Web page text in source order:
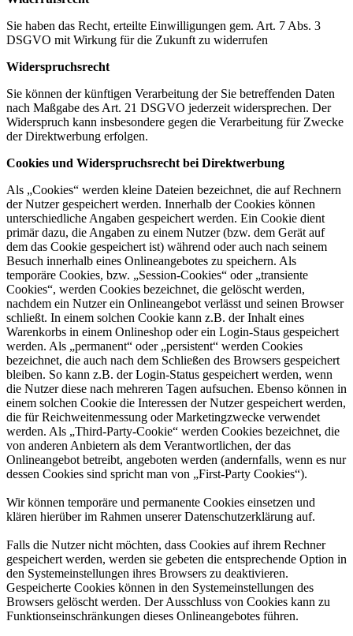
Sie haben das Recht, erteilte Einwilligungen gem. Art. 7 Abs. 3
DSGVO mit Wirkung für die Zukunft zu widerrufen
Widerspruchsrecht
Sie können der künftigen Verarbeitung der Sie betreffenden Daten
nach Maßgabe des Art. 21 DSGVO jederzeit widersprechen. Der
Widerspruch kann insbesondere gegen die Verarbeitung für Zwecke
der Direktwerbung erfolgen.
Cookies und Widerspruchsrecht bei Direktwerbung
Als „Cookies“ werden kleine Dateien bezeichnet, die auf Rechnern
der Nutzer gespeichert werden. Innerhalb der Cookies können
unterschiedliche Angaben gespeichert werden. Ein Cookie dient
primär dazu, die Angaben zu einem Nutzer (bzw. dem Gerät auf
dem das Cookie gespeichert ist) während oder auch nach seinem
Besuch innerhalb eines Onlineangebotes zu speichern. Als
temporäre Cookies, bzw. „Session-Cookies“ oder „transiente
Cookies“, werden Cookies bezeichnet, die gelöscht werden,
nachdem ein Nutzer ein Onlineangebot verlässt und seinen Browser
schließt. In einem solchen Cookie kann z.B. der Inhalt eines
Warenkorbs in einem Onlineshop oder ein Login-Staus gespeichert
werden. Als „permanent“ oder „persistent“ werden Cookies
bezeichnet, die auch nach dem Schließen des Browsers gespeichert
bleiben. So kann z.B. der Login-Status gespeichert werden, wenn
die Nutzer diese nach mehreren Tagen aufsuchen. Ebenso können in
einem solchen Cookie die Interessen der Nutzer gespeichert werden,
die für Reichweitenmessung oder Marketingzwecke verwendet
werden. Als „Third-Party-Cookie“ werden Cookies bezeichnet, die
von anderen Anbietern als dem Verantwortlichen, der das
Onlineangebot betreibt, angeboten werden (andernfalls, wenn es nur
dessen Cookies sind spricht man von „First-Party Cookies“).
Wir können temporäre und permanente Cookies einsetzen und
klären hierüber im Rahmen unserer Datenschutzerklärung auf.
Falls die Nutzer nicht möchten, dass Cookies auf ihrem Rechner
gespeichert werden, werden sie gebeten die entsprechende Option in
den Systemeinstellungen ihres Browsers zu deaktivieren.
Gespeicherte Cookies können in den Systemeinstellungen des
Browsers gelöscht werden. Der Ausschluss von Cookies kann zu
Funktionseinschränkungen dieses Onlineangebotes führen.